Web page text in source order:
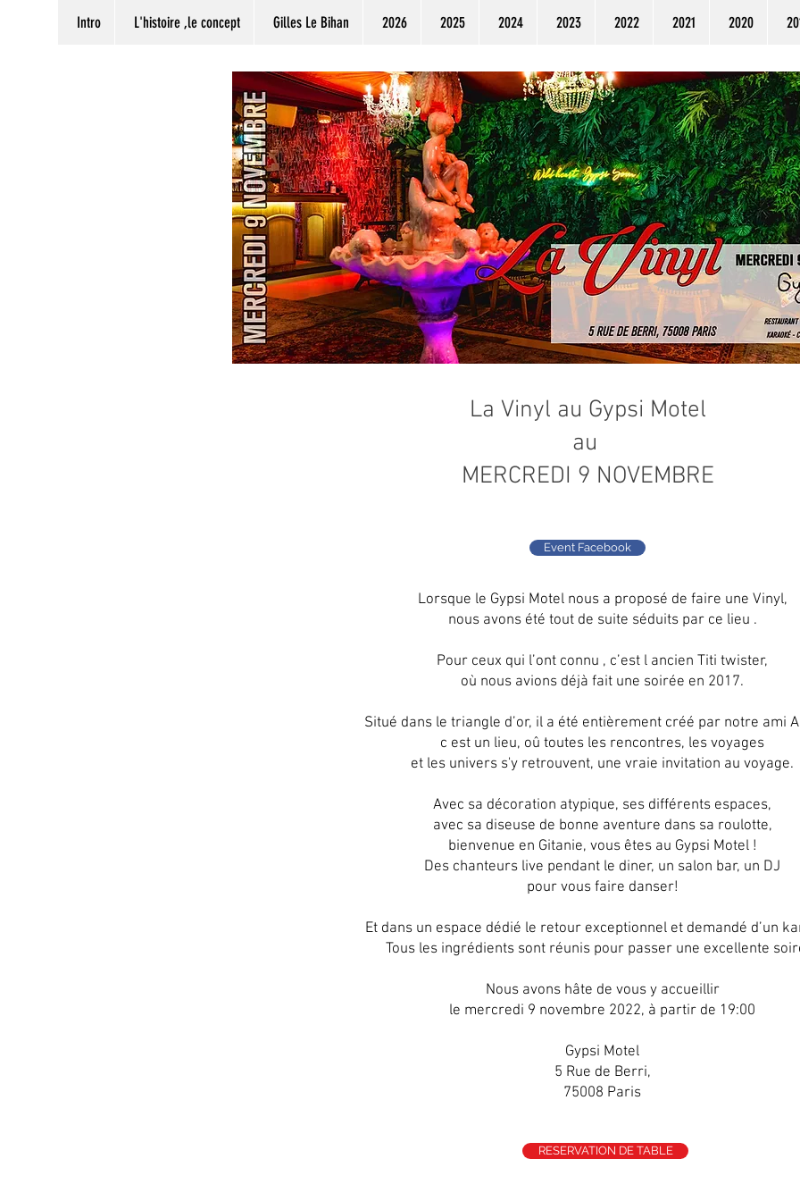
Intro L'histoire ,le concept Gilles Le Bihan 2026 2025 2024 2023 2022 2021 2020
La Vinyl au Gypsi Motel
au
MERCREDI 9 NOVEMBRE
Event Facebook
Lorsque le Gypsi Motel nous a proposé de faire une Vinyl,
nous avons été tout de suite séduits par ce lieu .
Pour ceux qui l’ont connu , c’est l ancien Titi twister,
où nous avions déjà fait une soirée en 2017.
Situé dans le triangle d’or, il a été entièrement créé par notre ami
c est un lieu, oû toutes les rencontres, les voyages
et les univers s'y retrouvent, une vraie invitation au voyage.
Avec sa décoration atypique, ses différents espaces,
avec sa diseuse de bonne aventure dans sa roulotte,
bienvenue en Gitanie, vous êtes au Gypsi Motel !
Des chanteurs live pendant le diner, un salon bar, un DJ
pour vous faire danser!
Et dans un espace dédié le retour exceptionnel et demandé d’un
Tous les ingrédients sont réunis pour passer une excellente
Nous avons hâte de vous y accueillir
le mercredi 9 novembre 2022, à partir de 19:00
Gypsi Motel
5 Rue de Berri,
75008 Paris
RESERVATION DE TABLE